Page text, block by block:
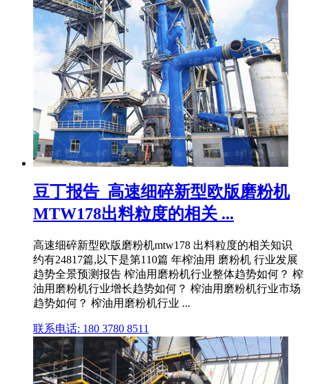
豆丁报告_高速细碎新型欧版磨粉机
MTW178出料粒度的相关 ...
高速细碎新型欧版磨粉机mtw178 出料粒度的相关知识
约有24817篇,以下是第110篇 年榨油用 磨粉机 行业发展
趋势全景预测报告 榨油用磨粉机行业整体趋势如何？ 榨
油用磨粉机行业增长趋势如何？ 榨油用磨粉机行业市场
趋势如何？ 榨油用磨粉机行业 ...
联系电话: 180 3780 8511